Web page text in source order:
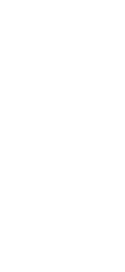
PEPTIDE BROW